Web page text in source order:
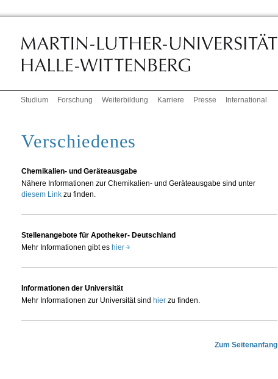
Studium Forschung Weiterbildung Karriere Presse International
Verschiedenes
Chemikalien- und Geräteausgabe
Nähere Informationen zur Chemikalien- und Geräteausgabe sind unter
diesem Link zu finden.
Stellenangebote für Apotheker- Deutschland
Mehr Informationen gibt es hier
Informationen der Universität
Mehr Informationen zur Universität sind hierzu finden.
Zum Seitenanfang